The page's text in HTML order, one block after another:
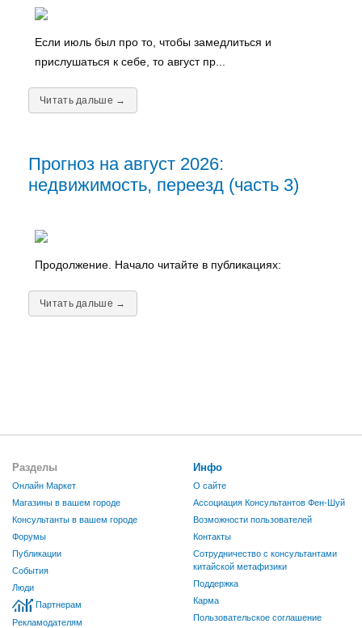
Если июль был про то, чтобы замедлиться и
прислушаться к себе, то август пр...
Читать дальше →
Прогноз на август 2026:
недвижимость, переезд (часть 3)
Продолжение. Начало читайте в публикациях:
Читать дальше →
Разделы
Онлайн Маркет
Магазины в вашем городе
Консультанты в вашем городе
Форумы
Публикации
События
Люди
Партнерам
Рекламодателям
Инфо
О сайте
Ассоциация Консультантов Фен-Шуй
Возможности пользователей
Контакты
Сотрудничество с консультантами
китайской метафизики
Поддержка
Карма
Пользовательское соглашение